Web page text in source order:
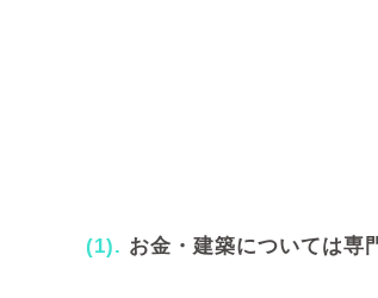
(1). お金・建築については専